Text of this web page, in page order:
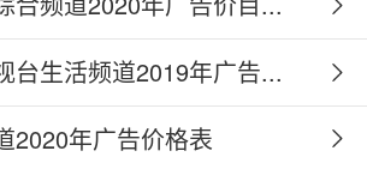
台生活频道2019年广告...
2020年广告价格表